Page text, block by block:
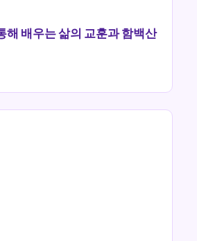
해 배우는 삶의 교훈과 함백산